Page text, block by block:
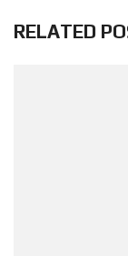
RELATED